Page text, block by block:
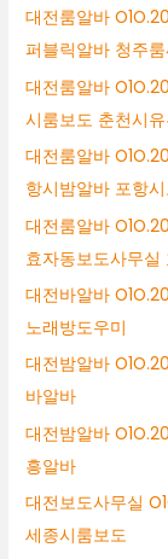
대전룸알바
퍼블릭알바 청주
대전룸알바
시룸보도 춘천시
대전룸알바
항시밤알바 포항
대전룸알바
효자동보도사무실
대전바알바
노래방도우미
대전밤알바
바알바
대전밤알바
흥알바
대전보도사무실
세종시룸보도